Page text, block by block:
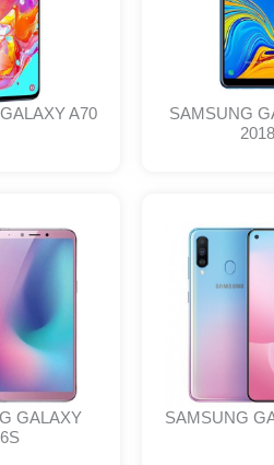
A70
SAMSUNG
2018
GALAXY
SAMSUNG